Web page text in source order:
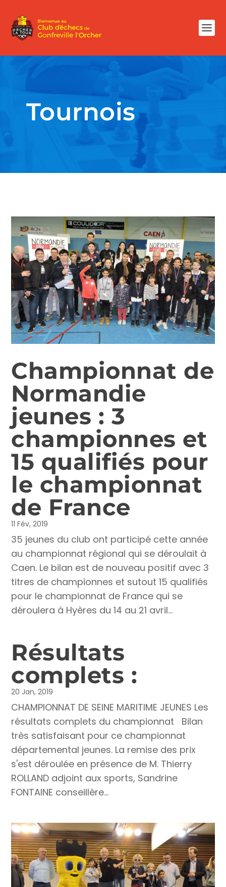
Tournois
Championnat de
Normandie
jeunes : 3
championnes et
15 qualifiés pour
le championnat
de France
11 Fév, 2019
35 jeunes du club ont participé cette année
au championnat régional qui se déroulait à
Caen. Le bilan est de nouveau positif avec 3
titres de championnes et sutout 15 qualifiés
pour le championnat de France qui se
déroulera à Hyères du 14 au 21 avril...
Résultats
complets :
20 Jan, 2019
CHAMPIONNAT DE SEINE MARITIME JEUNES Les
résultats complets du championnat Bilan
très satisfaisant pour ce championnat
départemental jeunes. La remise des prix
s'est déroulée en présence de M. Thierry
ROLLAND adjoint aux sports, Sandrine
FONTAINE conseillère...